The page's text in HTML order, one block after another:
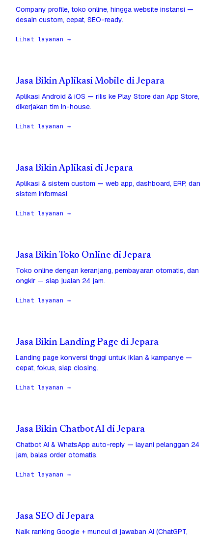
Company profile, toko online, hingga website instansi —
desain custom, cepat, SEO-ready.
Lihat layanan →
Jasa Bikin Aplikasi Mobile di Jepara
Aplikasi Android & iOS — rilis ke Play Store dan App Store,
dikerjakan tim in-house.
Lihat layanan →
Jasa Bikin Aplikasi di Jepara
Aplikasi & sistem custom — web app, dashboard, ERP, dan
sistem informasi.
Lihat layanan →
Jasa Bikin Toko Online di Jepara
Toko online dengan keranjang, pembayaran otomatis, dan
ongkir — siap jualan 24 jam.
Lihat layanan →
Jasa Bikin Landing Page di Jepara
Landing page konversi tinggi untuk iklan & kampanye —
cepat, fokus, siap closing.
Lihat layanan →
Jasa Bikin Chatbot AI di Jepara
Chatbot AI & WhatsApp auto-reply — layani pelanggan 24
jam, balas order otomatis.
Lihat layanan →
Jasa SEO di Jepara
Naik ranking Google + muncul di jawaban AI (ChatGPT,